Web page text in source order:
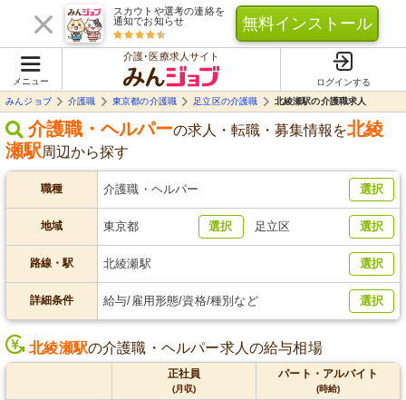
スカウトや選考の連絡を
通知でお知らせ
無料インストール
メニュー
介護･医療求人サイト
ログインする
みんジョブ
介護職 東京都の介護職 足立区の介護職 北綾瀬駅の介護職求人
介護職・ヘルパーの求人・転職・募集情報を北綾
瀬駅周辺から探す
職種 介護職・ヘルパー 選択
地域 東京都 選択 足立区 選択
路線・駅 北綾瀬駅 選択
詳細条件 給与/雇用形態/資格/種別など 選択
北綾瀬駅の介護職・ヘルパー求人の給与相場
正社員
(月収)
パート・アルバイト
(時給)